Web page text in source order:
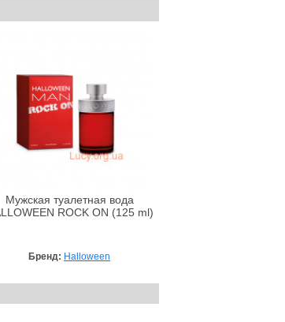
Мужская туалетная вода
ROCK ON (125 ml)
Бренд: Halloween